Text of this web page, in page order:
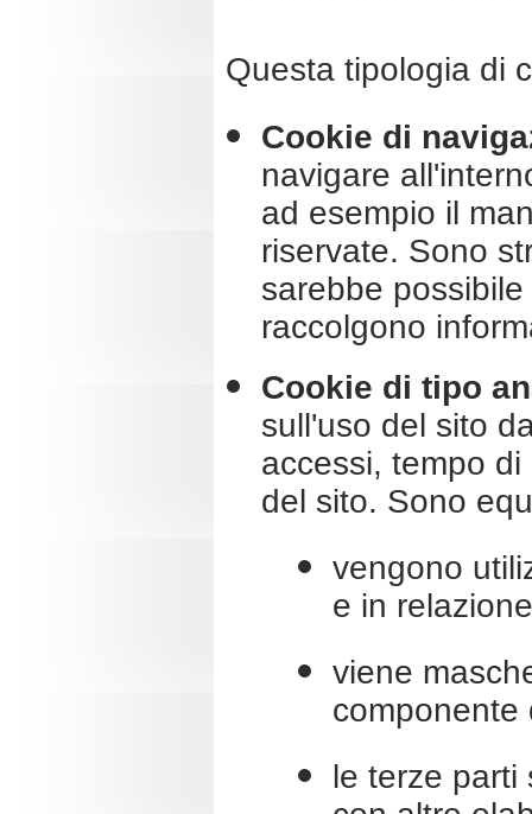
Questa tipologia di
Cookie di
navigare
ad esempio il
riservate. Sono
sarebbe
raccolgono
Cookie di tipo
sull'uso del sito
accessi, tempo
del sito. Sono
vengono
e in
viene
componente
le terze parti